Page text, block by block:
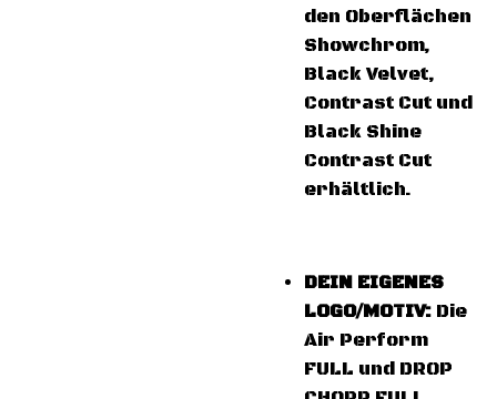
den Oberflächen
Showchrom,
Black Velvet,
Contrast Cut und
Black Shine
Contrast Cut
erhältlich.
DEIN EIGENES
LOGO/MOTIV: Die
Air Perform
FULL und DROP